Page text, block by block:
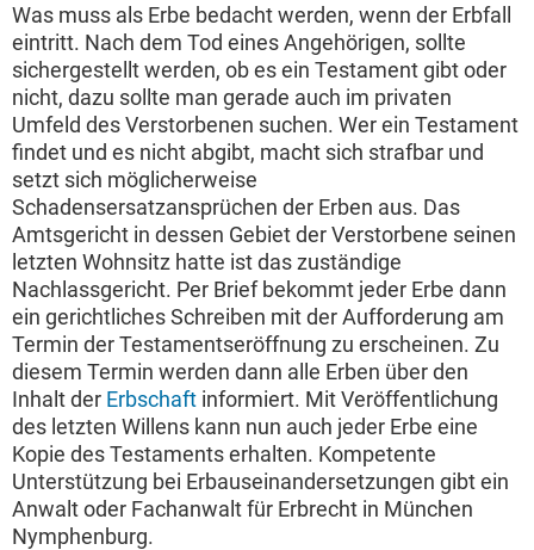
Was muss als Erbe bedacht werden, wenn der Erbfall
eintritt. Nach dem Tod eines Angehörigen, sollte
sichergestellt werden, ob es ein Testament gibt oder
nicht, dazu sollte man gerade auch im privaten
Umfeld des Verstorbenen suchen. Wer ein Testament
findet und es nicht abgibt, macht sich strafbar und
setzt sich möglicherweise
Schadensersatzansprüchen der Erben aus. Das
Amtsgericht in dessen Gebiet der Verstorbene seinen
letzten Wohnsitz hatte ist das zuständige
Nachlassgericht. Per Brief bekommt jeder Erbe dann
ein gerichtliches Schreiben mit der Aufforderung am
Termin der Testamentseröffnung zu erscheinen. Zu
diesem Termin werden dann alle Erben über den
Inhalt der Erbschaft informiert. Mit Veröffentlichung
des letzten Willens kann nun auch jeder Erbe eine
Kopie des Testaments erhalten. Kompetente
Unterstützung bei Erbauseinandersetzungen gibt ein
Anwalt oder Fachanwalt für Erbrecht in München
Nymphenburg.